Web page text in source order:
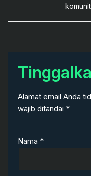
Alamat email Anda
wajib ditandai *
Nama *